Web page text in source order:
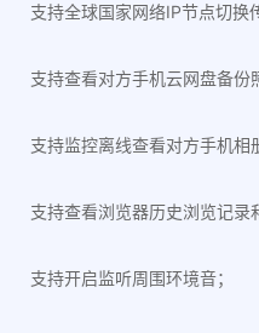
支持全球国家网络IP节点切换
支持查看对方手机云网盘备份
支持监控离线查看对方手机相
支持查看浏览器历史浏览记录
支持开启监听周围环境音；